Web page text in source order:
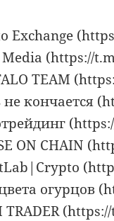
Exchange
(https://
TEAM
не кончается
ON CHAIN
огурцов
TRADER